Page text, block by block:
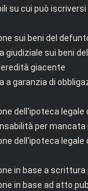
su cui può
sui beni del
giudiziale sui beni
giacente
a garanzia di
dell'ipoteca legale
per mancata
dell'ipoteca legale
in base a scrittura
in base ad atto